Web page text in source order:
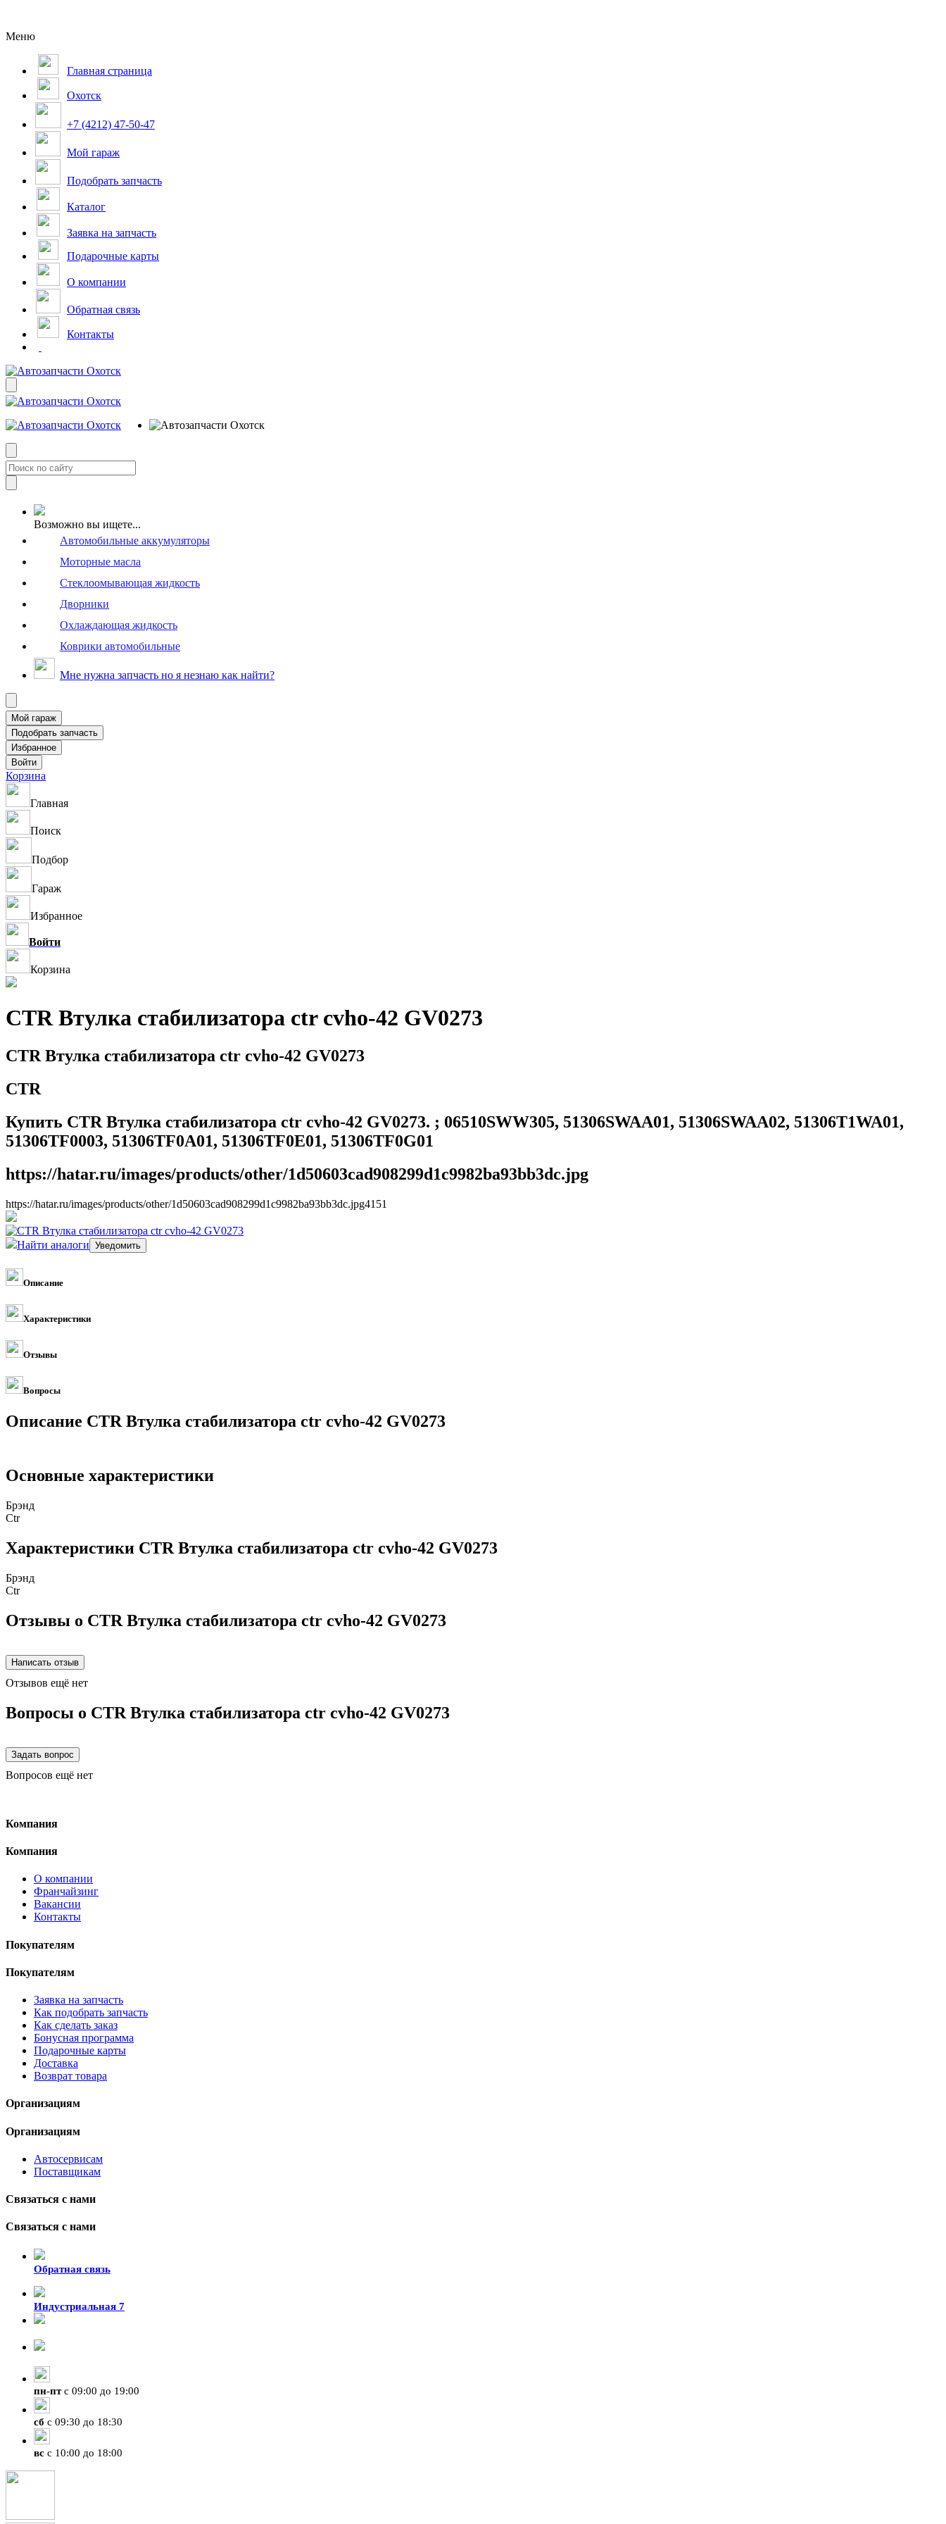
Меню
Главная страница
Охотск
+7 (4212) 47-50-47
Мой гараж
Подобрать запчасть
Каталог
Заявка на запчасть
Подарочные карты
О компании
Обратная связь
Контакты
Возможно вы ищете...
Автомобильные аккумуляторы
Моторные масла
Стеклоомывающая жидкость
Дворники
Охлаждающая жидкость
Коврики автомобильные
Мне нужна запчасть но я незнаю как найти?
Корзина
Главная
Поиск
Подбор
Гараж
Избранное
Войти
Корзина
CTR Втулка стабилизатора ctr cvho-42 GV0273
CTR Втулка стабилизатора ctr cvho-42 GV0273
CTR
Купить CTR Втулка стабилизатора ctr cvho-42 GV0273. ; 06510SWW305, 51306SWAA01, 51306SWAA02, 51306T1WA01,
51306TF0003, 51306TF0A01, 51306TF0E01, 51306TF0G01
https://hatar.ru/images/products/other/1d50603cad908299d1c9982ba93bb3dc.jpg
https://hatar.ru/images/products/other/1d50603cad908299d1c9982ba93bb3dc.jpg41 51
Найти аналоги
Описание
Характеристики
Отзывы
Вопросы
Описание CTR Втулка стабилизатора ctr cvho-42 GV0273
Основные характеристики
Брэнд
Ctr
Характеристики CTR Втулка стабилизатора ctr cvho-42 GV0273
Брэнд
Ctr
Отзывы о CTR Втулка стабилизатора ctr cvho-42 GV0273
Отзывов ещё нет
Вопросы о CTR Втулка стабилизатора ctr cvho-42 GV0273
Вопросов ещё нет
Компания
Компания
О компании
Франчайзинг
Вакансии
Контакты
Покупателям
Покупателям
Заявка на запчасть
Как подобрать запчасть
Как сделать заказ
Бонусная программа
Подарочные карты
Доставка
Возврат товара
Организациям
Организациям
Автосервисам
Поставщикам
Связаться с нами
Связаться с нами
Обратная связь
Индустриальная 7
пн-птс 09:00 до 19:00
сб с 09:30 до 18:30
вс с 10:00 до 18:00